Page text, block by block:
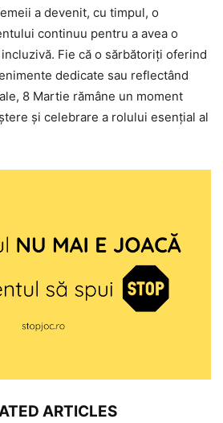
a devenit, cu timpul, o
continuu pentru a avea o
Fie că o sărbătoriți oferind
dedicate sau reflectând
8 Martie rămâne un moment
și celebrare a rolului esențial al
ARTICLES